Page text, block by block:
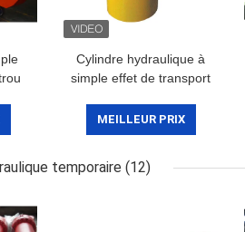
Cylindre hydraulique à
simple effet de transport
retour de ressort
résistant
MEILLEUR PRIX
temporaire (12)